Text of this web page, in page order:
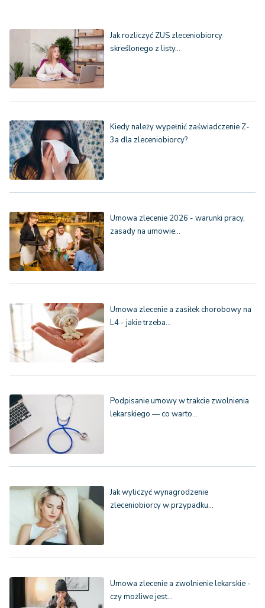
Jak rozliczyć ZUS zleceniobiorcy
skreślonego z listy…
Kiedy należy wypełnić zaświadczenie Z-
3a dla zleceniobiorcy?
Umowa zlecenie 2026 - warunki pracy,
zasady na umowie…
Umowa zlecenie a zasiłek chorobowy na
L4 - jakie trzeba…
Podpisanie umowy w trakcie zwolnienia
lekarskiego — co warto…
Jak wyliczyć wynagrodzenie
zleceniobiorcy w przypadku…
Umowa zlecenie a zwolnienie lekarskie -
czy możliwe jest…